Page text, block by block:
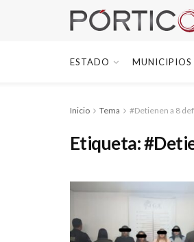
ESTADO MUNICIPIOS
Inicio Tema #Detienen a 8
Etiqueta: